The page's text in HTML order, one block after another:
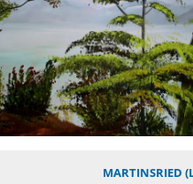
MARTINSRIED